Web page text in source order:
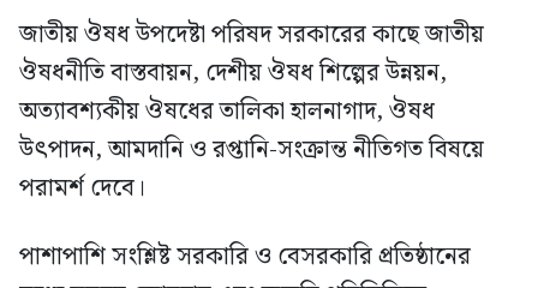
জাতীয় ঔষধ উপদেষ্টা পরিষদ সরকারের কাছে জাতীয়
ঔষধনীতি বাস্তবায়ন, দেশীয় ঔষধ শিল্পের উন্নয়ন,
অত্যাবশ্যকীয় ঔষধের তালিকা হালনাগাদ, ঔষধ
উৎপাদন, আমদানি ও রপ্তানি-সংক্রান্ত নীতিগত বিষয়ে
পরামর্শ দেবে।
পাশাপাশি সংশ্লিষ্ট সরকারি ও বেসরকারি প্রতিষ্ঠানের